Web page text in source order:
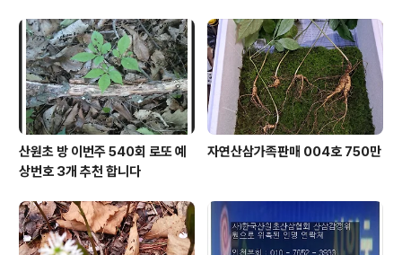
산원초 방 이번주 540회 로또 예
상번호 3개 추천 합니다
자연산삼가족판매 004호 750만